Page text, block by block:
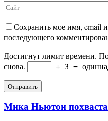
Сохранить мое имя, email и
последующего
Достигнут лимит времени.
снова.
+ 3 =
Мика Ньютон